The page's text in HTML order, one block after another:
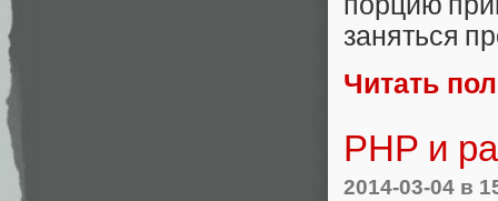
заняться
Читать
PHP и
2014-03-04 в